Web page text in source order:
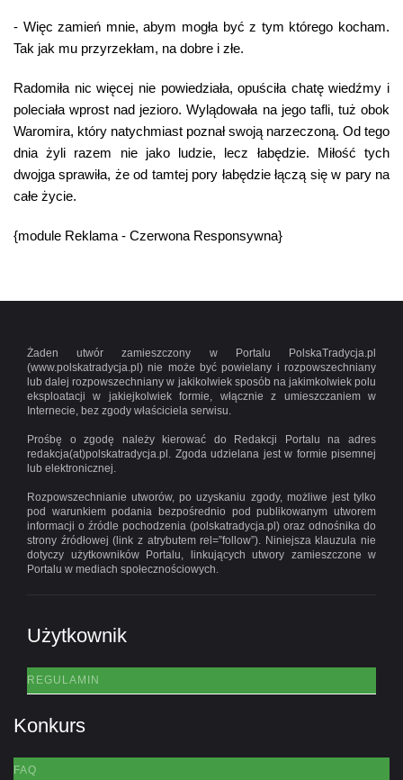
- Więc zamień mnie, abym mogła być z tym którego kocham.
Tak jak mu przyrzekłam, na dobre i złe.
Radomiła nic więcej nie powiedziała, opuściła chatę wiedźmy i
poleciała wprost nad jezioro. Wylądowała na jego tafli, tuż obok
Waromira, który natychmiast poznał swoją narzeczoną. Od tego
dnia żyli razem nie jako ludzie, lecz łabędzie. Miłość tych
dwojga sprawiła, że od tamtej pory łabędzie łączą się w pary na
całe życie.
{module Reklama - Czerwona Responsywna}
Żaden utwór zamieszczony w Portalu PolskaTradycja.pl
(www.polskatradycja.pl) nie może być powielany i rozpowszechniany
lub dalej rozpowszechniany w jakikolwiek sposób na jakimkolwiek polu
eksploatacji w jakiejkolwiek formie, włącznie z umieszczaniem w
Internecie, bez zgody właściciela serwisu.
Prośbę o zgodę należy kierować do Redakcji Portalu na adres
redakcja(at)polskatradycja.pl. Zgoda udzielana jest w formie pisemnej
lub elektronicznej.
Rozpowszechnianie utworów, po uzyskaniu zgody, możliwe jest tylko
pod warunkiem podania bezpośrednio pod publikowanym utworem
informacji o źródle pochodzenia (polskatradycja.pl) oraz odnośnika do
strony źródłowej (link z atrybutem rel=”follow”). Niniejsza klauzula nie
dotyczy użytkowników Portalu, linkujących utwory zamieszczone w
Portalu w mediach społecznościowych.
Użytkownik
REGULAMIN
Konkurs
FAQ